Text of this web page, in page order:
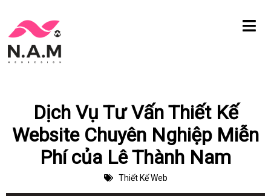
Chuyển
tới
Dịch Vụ Tư Vấn Thiết Kế
Website Chuyên Nghiệp Miễn
Phí của Lê Thành Nam
Thiết Kế Web